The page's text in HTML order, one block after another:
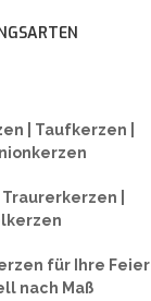
| Taufkerzen |
|
für Ihre Feier |
nach Maß